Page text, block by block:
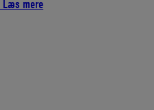
Den
Læs mere